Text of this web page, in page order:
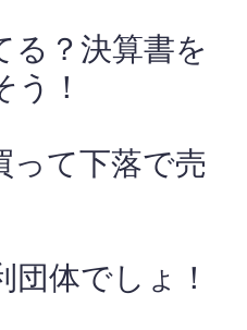
る？決算書を
！
って下落で売
体でしょ！